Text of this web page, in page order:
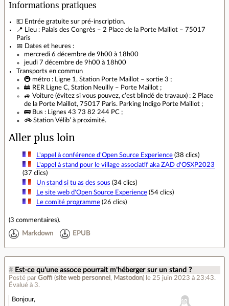
Informations pratiques
💶 Entrée gratuite sur pré-inscription.
📍 Lieu : Palais des Congrès – 2 Place de la Porte Maillot – 75017
Paris
📅 Dates et heures :
mercredi 6 décembre de 9h00 à 18h00
jeudi 7 décembre de 9h00 à 18h00
Transports en commun
🚇 métro : Ligne 1, Station Porte Maillot – sortie 3 ;
🚋 RER Ligne C, Station Neuilly – Porte Maillot ;
🚙 Voiture (évitez si vous pouvez, c’est blindé de travaux) : 2 Place
de la Porte Maillot, 75017 Paris. Parking Indigo Porte Maillot ;
🚌 Bus : Lignes 43 73 82 244 PC ;
🚲 Station Vélib’ à proximité.
Aller plus loin
L'appel à conférence d'Open Source Experience(38 clics)
L'appel à stand pour le village associatif aka ZAD d'OSXP2023
(37 clics)
Un stand si tu as des sous (34 clics)
Le site web d'Open Source Experience(54 clics)
Le comité programme(26 clics)
(3 commentaires).
Markdown EPUB
# Est-ce qu'une assoce pourrait m'héberger sur un stand ?
Posté par Goffi (site web personnel , Mastodon) le 25 juin 2023 à 23:43.
Évalué à 3.
Bonjour,